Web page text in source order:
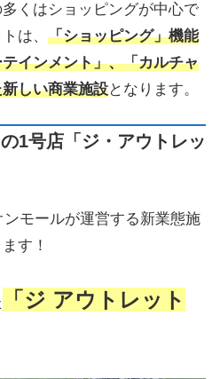
くはショッピングが中心で
は、 「ショッピング」機能
インメント」、「カルチャ
しい商業施設となります。
1号店「ジ・アウトレッ
ンモールが運営する新業態施
す！
「ジ アウトレット